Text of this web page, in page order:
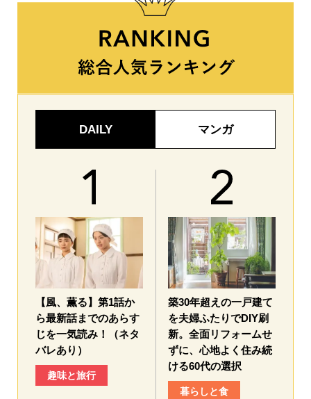
DAILY マンガ
【風、薫る】第1話か
ら最新話までのあらす
じを一気読み！（ネタ
バレあり）
趣味と旅行
築30年超えの一戸建て
を夫婦ふたりでDIY刷
新。全面リフォームせ
ずに、心地よく住み続
ける60代の選択
暮らしと食